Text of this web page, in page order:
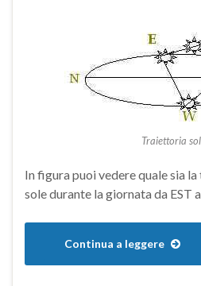
Traiettoria
In figura puoi vedere quale sia
sole durante la giornata da EST
Continua a leggere